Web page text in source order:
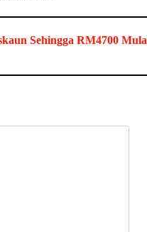
Sehingga RM4700